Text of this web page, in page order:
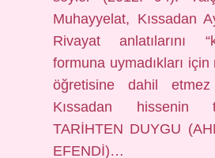
Muhayyelat, Kıssadan
Rivayat anlatılarını
formuna uymadıkları için
öğretisine dahil
Kıssadan hissenin
TARİHTEN DUYGU
EFENDİ)…